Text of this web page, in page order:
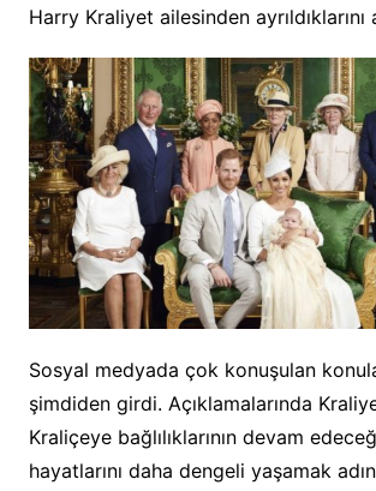
Harry Kraliyet ailesinden ayrıldıklarını
Sosyal medyada çok konuşulan
şimdiden girdi. Açıklamalarında
Kraliçeye bağlılıklarının devam
hayatlarını daha dengeli yaşamak